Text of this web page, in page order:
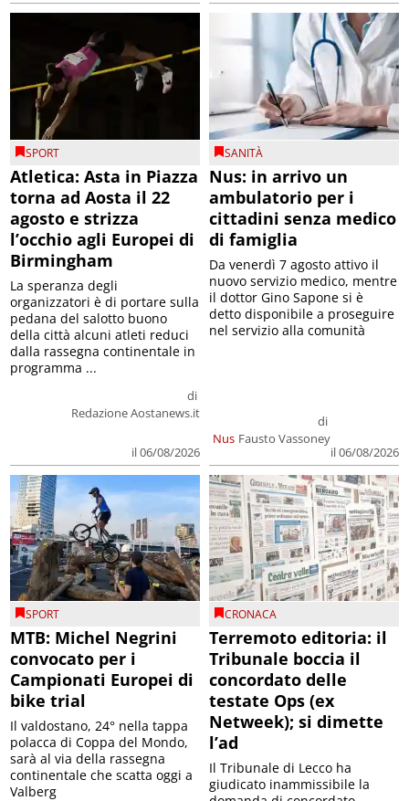
SPORT
Atletica: Asta in Piazza
torna ad Aosta il 22
agosto e strizza
l’occhio agli Europei di
Birmingham
di
Redazione Aostanews.it
il 06/08/2026
La speranza degli
organizzatori è di portare sulla
pedana del salotto buono
della città alcuni atleti reduci
dalla rassegna continentale in
programma ...
SANITÀ
Nus: in arrivo un
ambulatorio per i
cittadini senza medico
di famiglia
Nus
di
Fausto Vassoney
il 06/08/2026
Da venerdì 7 agosto attivo il
nuovo servizio medico, mentre
il dottor Gino Sapone si è
detto disponibile a proseguire
nel servizio alla comunità
SPORT
MTB: Michel Negrini
convocato per i
Campionati Europei di
bike trial
Il valdostano, 24° nella tappa
polacca di Coppa del Mondo,
sarà al via della rassegna
continentale che scatta oggi a
Valberg
CRONACA
Terremoto editoria: il
Tribunale boccia il
concordato delle
testate Ops (ex
Netweek); si dimette
l’ad
Il Tribunale di Lecco ha
giudicato inammissibile la